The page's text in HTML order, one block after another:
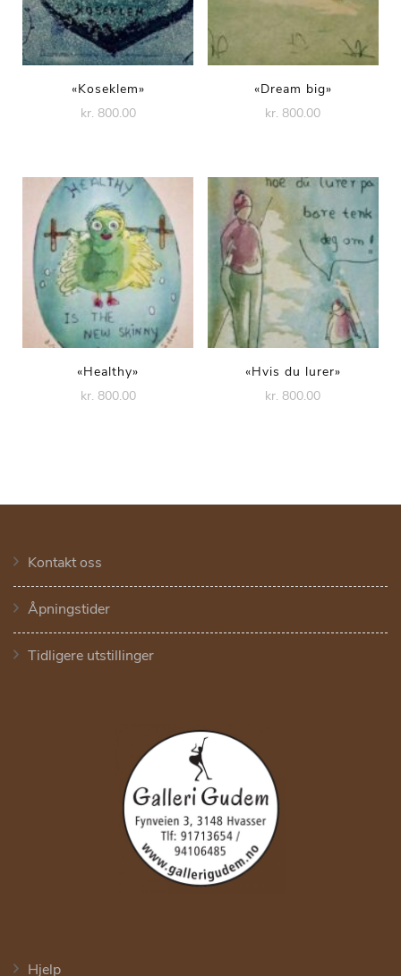
«Koseklem»
kr. 800.00
«Dream big»
kr. 800.00
«Healthy»
kr. 800.00
«Hvis du lurer»
kr. 800.00
Kontakt oss
Åpningstider
Tidligere utstillinger
Hjelp